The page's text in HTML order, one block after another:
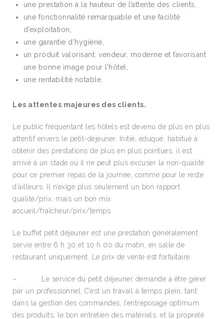
une prestation à la hauteur de l’attente des clients,
une fonctionnalité remarquable et une facilité
d’exploitation,
une garantie d’hygiène,
un produit valorisant, vendeur, moderne et favorisant
une bonne image pour l’hôtel,
une rentabilité notable.
Les attentes majeures des clients.
Le public fréquentant les hôtels est devenu de plus en plus
attentif envers le petit-déjeuner. Initié, éduqué, habitué à
obtenir des prestations de plus en plus pointues, il est
arrivé à un stade où il ne peut plus excuser la non-qualité
pour ce premier repas de la journée, comme pour le reste
d’ailleurs. Il n’exige plus seulement un bon rapport
qualité/prix, mais un bon mix
accueil/fraîcheur/prix/temps.
Le buffet petit déjeuner est une prestation généralement
servie entre 6 h 30 et 10 h 00 du matin, en salle de
restaurant uniquement. Le prix de vente est forfaitaire.
– Le service du petit déjeuner demande à être gérer
par un professionnel. C’est un travail à temps plein, tant
dans la gestion des commandes, l’entreposage optimum
des produits, le bon entretien des matériels, et la propreté